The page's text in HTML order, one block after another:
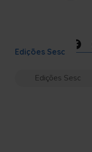
Edições Sesc
Edições Sesc